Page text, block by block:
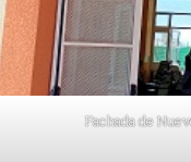
Fachada de